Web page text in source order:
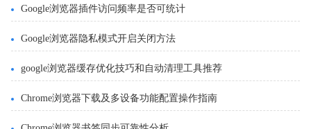
Google浏览器插件访问频率是否可统计
Google浏览器隐私模式开启关闭方法
google浏览器缓存优化技巧和自动清理工具推荐
Chrome浏览器下载及多设备功能配置操作指南